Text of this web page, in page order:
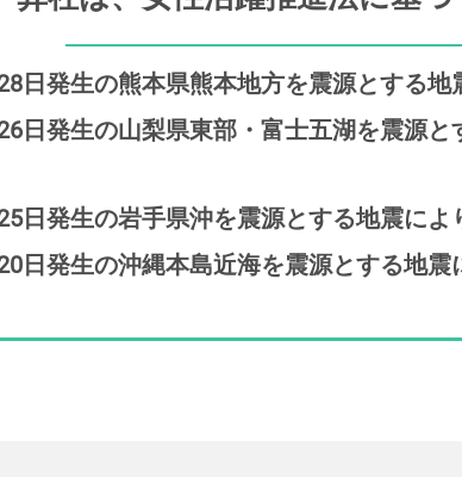
日発生の熊本県熊本地方を震源とする
日発生の山梨県東部・富士五湖を震源
日発生の岩手県沖を震源とする地震に
日発生の沖縄本島近海を震源とする地